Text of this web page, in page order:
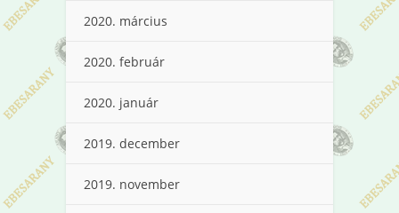
2020. március
2020. február
2020. január
2019. december
2019. november